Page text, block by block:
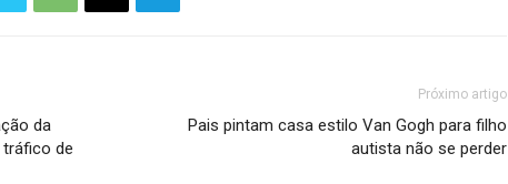
da
tráfico de
Próximo artigo
Pais pintam casa estilo Van Gogh para filho
autista não se perder